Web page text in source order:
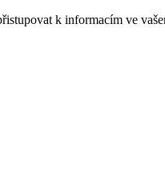
k informacím ve